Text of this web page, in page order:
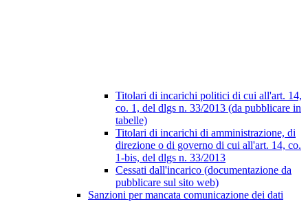
Titolari di incarichi politici di cui all'art. 14,
co. 1, del dlgs n. 33/2013 (da pubblicare in
tabelle)
Titolari di incarichi di amministrazione, di
direzione o di governo di cui all'art. 14, co.
1-bis, del dlgs n. 33/2013
Cessati dall'incarico (documentazione da
pubblicare sul sito web)
Sanzioni per mancata comunicazione dei dati